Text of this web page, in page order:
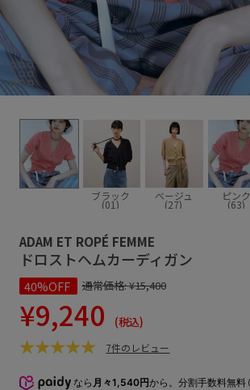
ブラック
(01)
ベージュ
(27)
ピンク
(63)
ADAM ET ROPÉ FEMME
ドロストヘムカーディガン
40%OFF 通常価格:¥15,400
¥9,240 (税込)
7件のレビュー
なら 月々1,540円から。分割手数料無料